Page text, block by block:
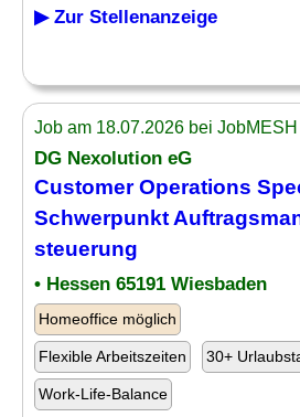
▶ Zur Stellenanzeige
Job am 18.07.2026 bei
DG Nexolution eG
Customer Operations
Schwerpunkt
steuerung
• Hessen 65191 Wiesbaden
Homeoffice möglich
Flexible Arbeitszeiten 30+
Work-Life-Balance